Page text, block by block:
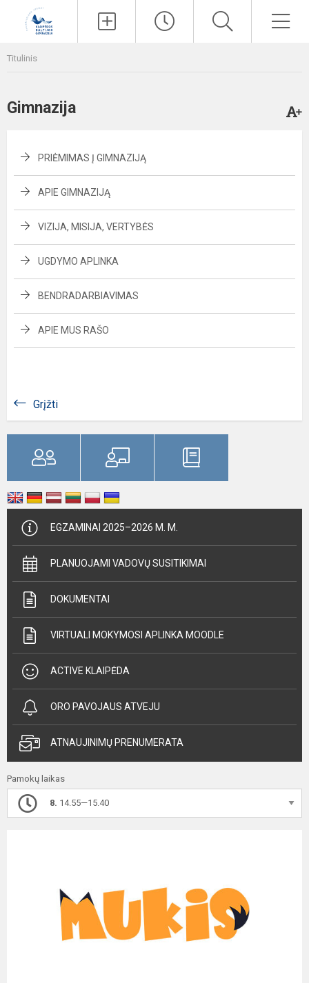
Titulinis
Gimnazija
PRIĖMIMAS Į GIMNAZIJĄ
APIE GIMNAZIJĄ
VIZIJA, MISIJA, VERTYBĖS
UGDYMO APLINKA
BENDRADARBIAVIMAS
APIE MUS RAŠO
Grįžti
EGZAMINAI 2025–2026 M. M.
PLANUOJAMI VADOVŲ SUSITIKIMAI
DOKUMENTAI
VIRTUALI MOKYMOSI APLINKA MOODLE
ACTIVE KLAIPĖDA
ORO PAVOJAUS ATVEJU
ATNAUJINIMŲ PRENUMERATA
Pamokų laikas
8. 14.55—15.40